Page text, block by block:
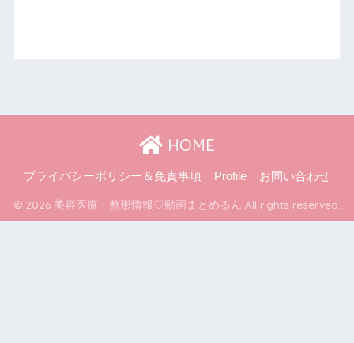
HOME
プライバシーポリシー＆免責事項 Profile お問い合わせ
© 2026 美容医療・整形情報♡動画まとめるん All rights reserved.